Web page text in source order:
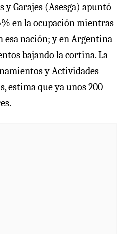
y Garajes (Asesga) apuntó
en la ocupación mientras
esa nación; y en Argentina
bajando la cortina. La
y Actividades
estima que ya unos 200